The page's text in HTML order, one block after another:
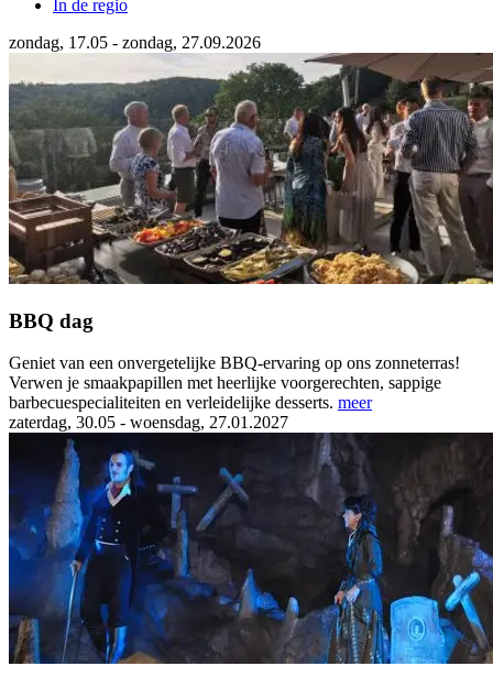
In de regio
zondag, 17.05 - zondag, 27.09.2026
BBQ dag
Geniet van een onvergetelijke BBQ-ervaring op ons zonneterras!
Verwen je smaakpapillen met heerlijke voorgerechten, sappige
barbecuespecialiteiten en verleidelijke desserts. meer
zaterdag, 30.05 - woensdag, 27.01.2027